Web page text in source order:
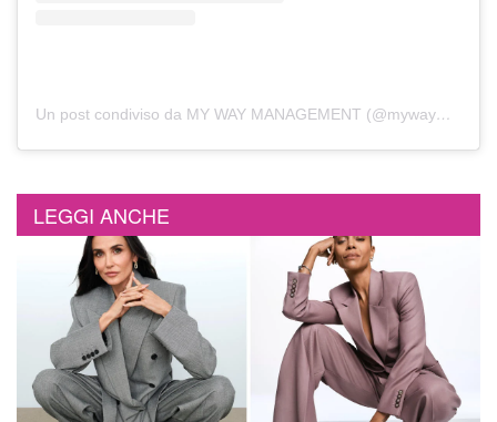
Un post condiviso da MY WAY MANAGEMENT (@mywaymgmt)
LEGGI ANCHE